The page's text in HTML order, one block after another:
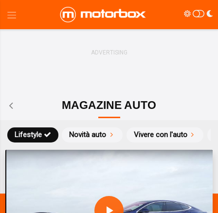
MAGAZINE AUTO
Novità auto Vivere con l'auto
Lifestyle